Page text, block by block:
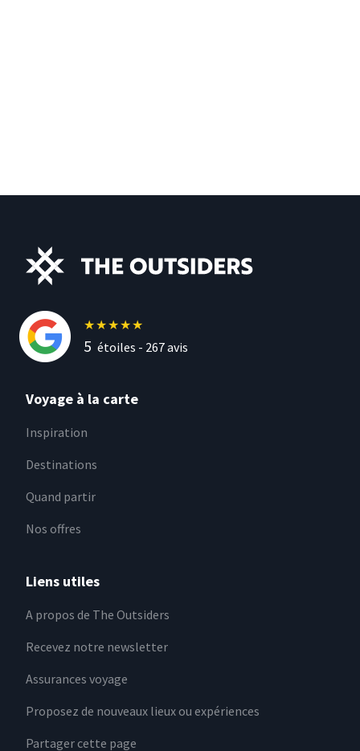
★★★★★
5 étoiles - 267avis
Voyage à la carte
Inspiration
Destinations
Quand partir
Nos offres
Liens utiles
A propos de The Outsiders
Recevez notre newsletter
Assurances voyage
Proposez de nouveaux lieux ou expériences
Partager cette page